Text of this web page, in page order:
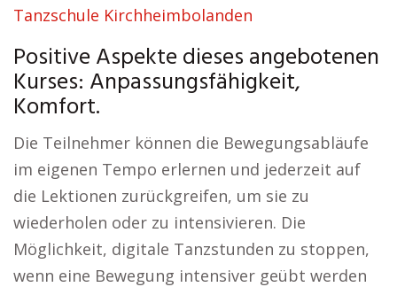
Tanzschule Kirchheimbolanden
Positive Aspekte dieses angebotenen
Kurses: Anpassungsfähigkeit,
Komfort.
Die Teilnehmer können die Bewegungsabläufe
im eigenen Tempo erlernen und jederzeit auf
die Lektionen zurückgreifen, um sie zu
wiederholen oder zu intensivieren. Die
Möglichkeit, digitale Tanzstunden zu stoppen,
wenn eine Bewegung intensiver geübt werden